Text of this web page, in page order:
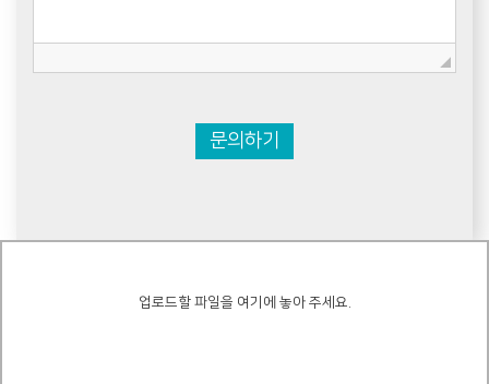
문의하기
업로드할 파일을 여기에 놓아 주세요.